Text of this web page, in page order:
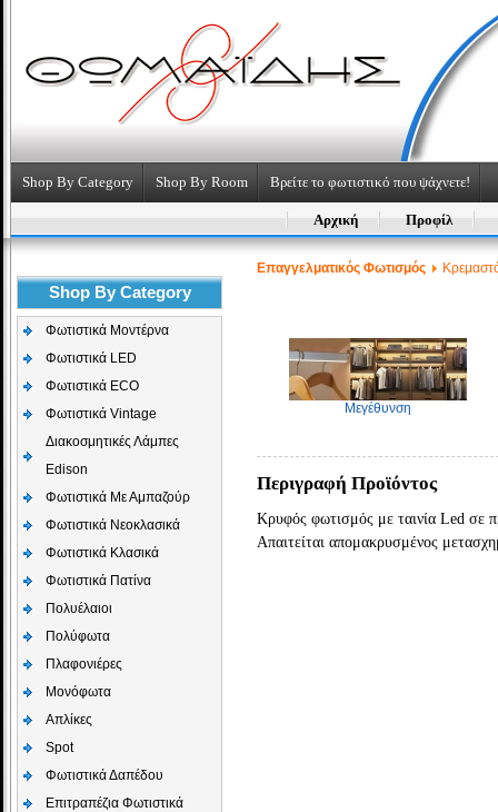
Shop By Category Shop By Room Βρείτε το φωτιστικό που ψάχνετε!
Αρχική Προφίλ
Shop By Category
Φωτιστικά Μοντέρνα
Φωτιστικά LED
Φωτιστικά ECO
Φωτιστικά Vintage
Διακοσμητικές Λάμπες
Edison
Φωτιστικά Με Αμπαζούρ
Φωτιστικά Νεοκλασικά
Φωτιστικά Κλασικά
Φωτιστικά Πατίνα
Πολυέλαιοι
Πολύφωτα
Πλαφονιέρες
Μονόφωτα
Απλίκες
Spot
Φωτιστικά Δαπέδου
Επιτραπέζια Φωτιστικά
Επαγγελματικός Φωτισμός
Μεγέθυνση
Περιγραφή Προϊόντος
Κρυφός φωτισμός με ταινία Led σε
Απαιτείται απομακρυσμένος